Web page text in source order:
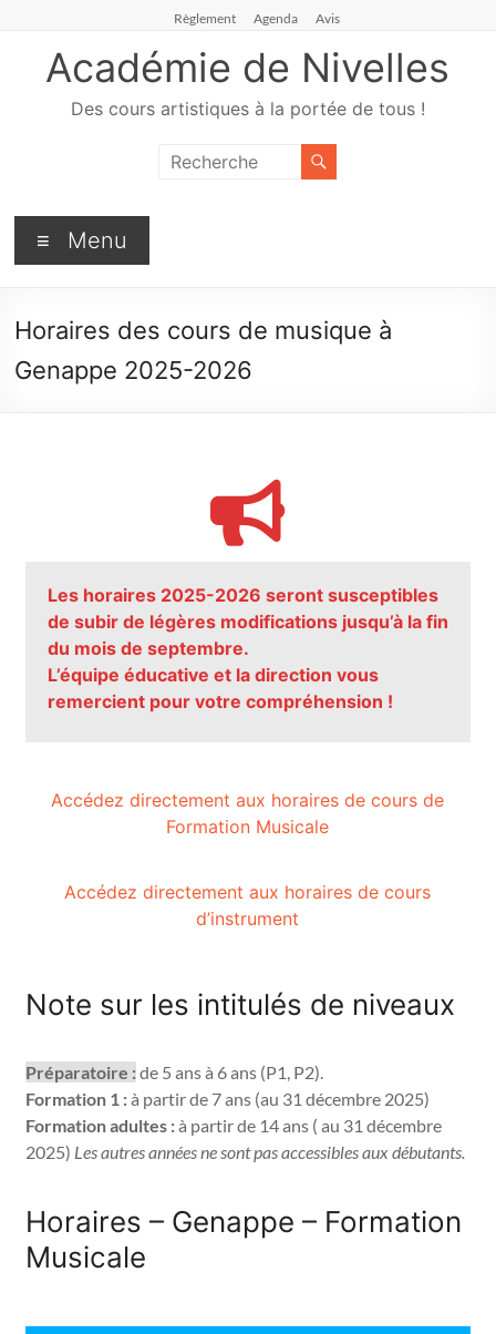
Règlement Agenda Avis
Académie de Nivelles
Des cours artistiques à la portée de tous !
Menu
Horaires des cours de musique à
Genappe 2025-2026
Les horaires 2025-2026 seront susceptibles
de subir de légères modifications jusqu’à la fin
du mois de septembre.
L’équipe éducative et la direction vous
remercient pour votre compréhension !
Accédez directement aux horaires de cours de
Formation Musicale
Accédez directement aux horaires de cours
d’instrument
Note sur les intitulés de niveaux
Préparatoire : de 5 ans à 6 ans (P1, P2).
Formation 1 : à partir de 7 ans (au 31 décembre 2025)
Formation adultes : à partir de 14 ans ( au 31 décembre
2025) Les autres années ne sont pas accessibles aux débutants.
Horaires – Genappe – Formation
Musicale